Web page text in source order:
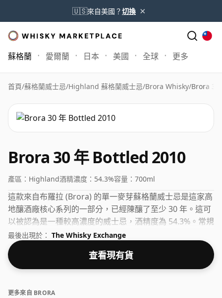
🇺🇸來自美國？切換 ×
蘇格蘭 愛爾蘭 日本 美國 全球 更多
首頁/蘇格蘭威士忌/Highland 蘇格蘭威士忌/Brora Whisky/Brora 30
Brora 30 年 Bottled 2010
產區： Highland酒精濃度： 54.3%容量： 700ml
這款來自布羅拉 (Brora) 的單一麥芽蘇格蘭威士忌是這家高
地釀酒廠核心系列的一部分，已經陳釀了至少 30 年。這可
以被認為是一種較高濃度的威士忌，酒精度為 54.3%。常規
裝瓶容量為 70 厘升。
最後出現於： The Whisky Exchange
查看現有貨
更多來自 BRORA